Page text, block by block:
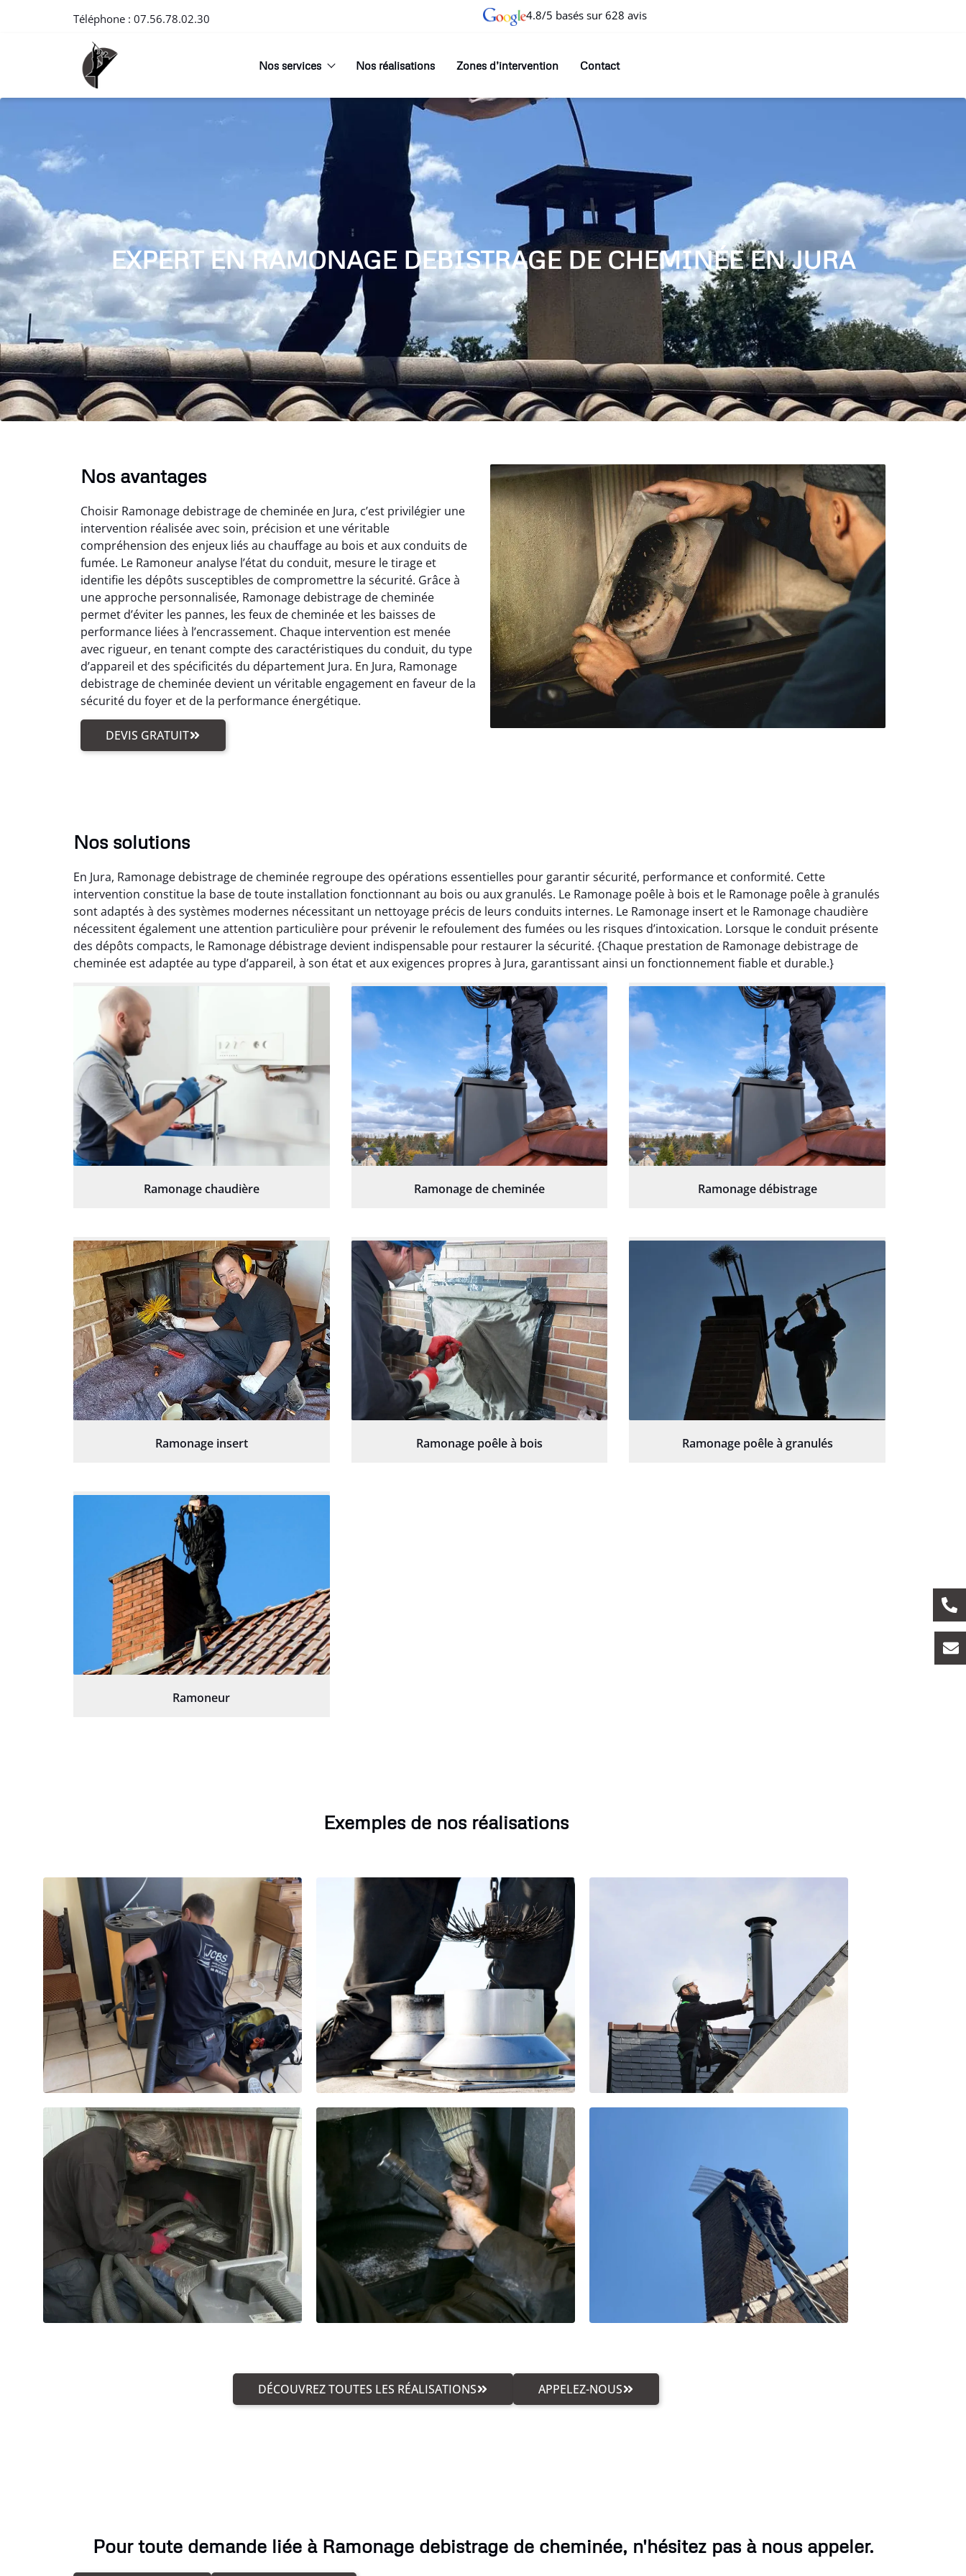
Téléphone : 07.56.78.02.30 4.8/5 basés sur 628 avis
Nos services Nos réalisations Zones d’intervention Contact
EXPERT EN RAMONAGE DEBISTRAGE DE CHEMINÉE EN JURA
Nos avantages
Choisir Ramonage debistrage de cheminée en Jura, c’est privilégier une
intervention réalisée avec soin, précision et une véritable
compréhension des enjeux liés au chauffage au bois et aux conduits de
fumée. Le Ramoneur analyse l’état du conduit, mesure le tirage et
identifie les dépôts susceptibles de compromettre la sécurité. Grâce à
une approche personnalisée, Ramonage debistrage de cheminée
permet d’éviter les pannes, les feux de cheminée et les baisses de
performance liées à l’encrassement. Chaque intervention est menée
avec rigueur, en tenant compte des caractéristiques du conduit, du type
d’appareil et des spécificités du département Jura. En Jura, Ramonage
debistrage de cheminée devient un véritable engagement en faveur de la
sécurité du foyer et de la performance énergétique.
DEVIS GRATUIT
Nos solutions
En Jura, Ramonage debistrage de cheminée regroupe des opérations essentielles pour garantir sécurité, performance et conformité. Cette
intervention constitue la base de toute installation fonctionnant au bois ou aux granulés. Le Ramonage poêle à bois et le Ramonage poêle à granulés
sont adaptés à des systèmes modernes nécessitant un nettoyage précis de leurs conduits internes. Le Ramonage insert et le Ramonage chaudière
nécessitent également une attention particulière pour prévenir le refoulement des fumées ou les risques d’intoxication. Lorsque le conduit présente
des dépôts compacts, le Ramonage débistrage devient indispensable pour restaurer la sécurité. {Chaque prestation de Ramonage debistrage de
cheminée est adaptée au type d’appareil, à son état et aux exigences propres à Jura, garantissant ainsi un fonctionnement fiable et durable.}
Ramonage chaudière Ramonage de cheminée Ramonage débistrage
Ramonage insert Ramonage poêle à bois Ramonage poêle à granulés
Ramoneur
Exemples de nos réalisations
DÉCOUVREZ TOUTES LES RÉALISATIONS APPELEZ-NOUS
Pour toute demande liée à Ramonage debistrage de cheminée, n'hésitez pas à nous appeler.